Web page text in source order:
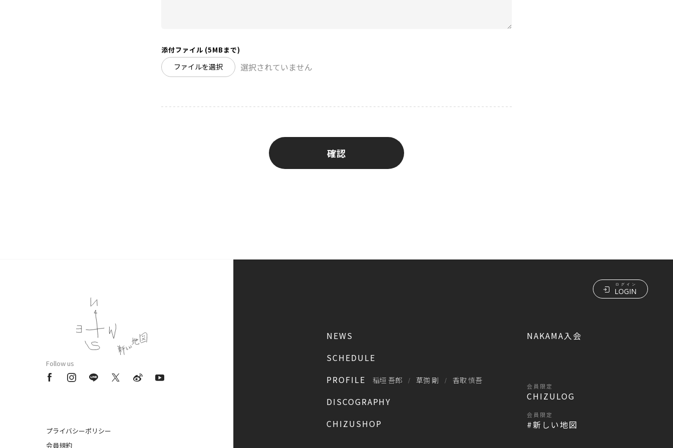
添付ファイル (5MBまで)
ファイルを選択
確認
LOGIN
ログイン
NEWS
SCHEDULE
PROFILE
稲垣 吾郎 草彅 剛 香取 慎吾
DISCOGRAPHY
CHIZUSHOP
NAKAMA入会
会員限定
CHIZULOG
会員限定
#新しい地図
Follow us
プライバシーポリシー
会員規約